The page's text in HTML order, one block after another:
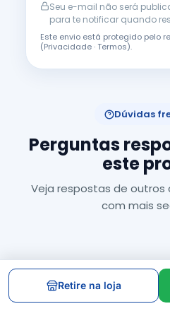
Seu e-mail não será
para te notificar quando
Este envio está protegido pelo
(Privacidade·Termos).
Dúvidas
Perguntas
este
Veja respostas de outros
com mais
Ainda não há
Retire na loja